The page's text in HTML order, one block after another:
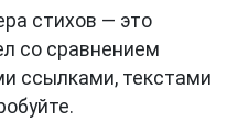
стихов — это
со сравнением
ссылками, текстами